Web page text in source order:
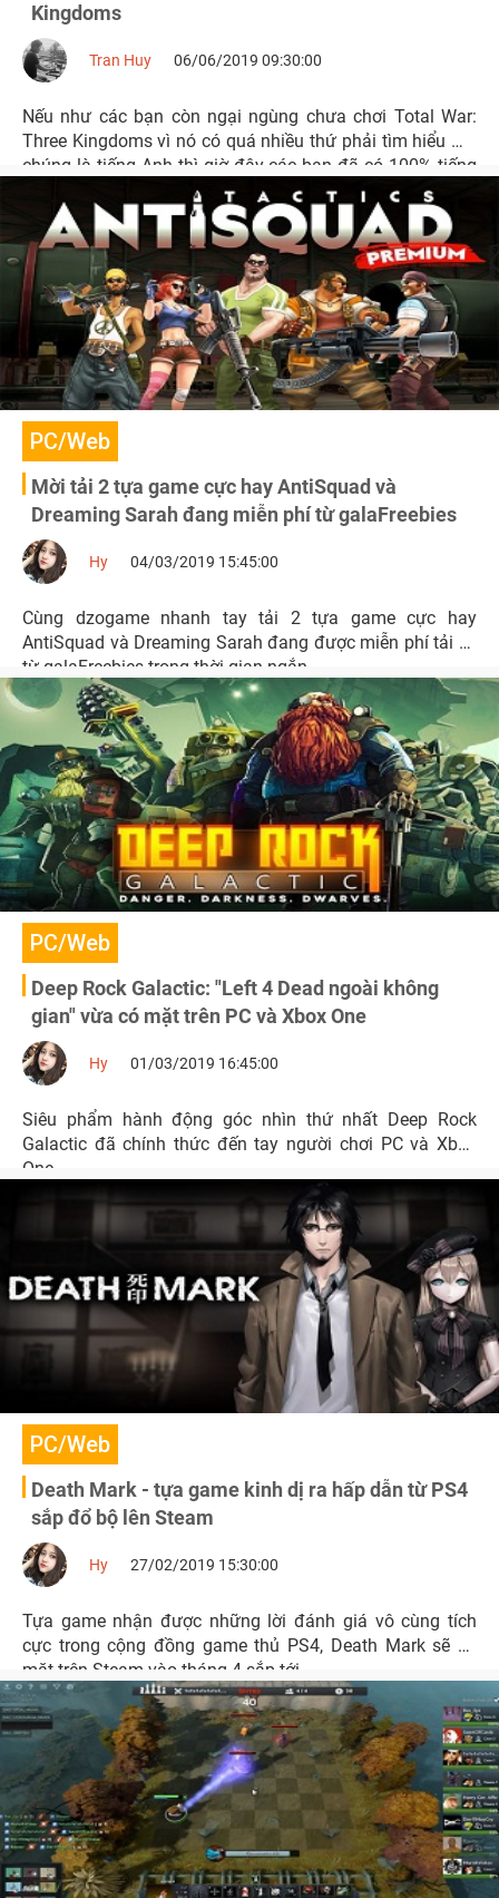
Kingdoms
Tran Huy 06/06/2019 09:30:00
Nếu như các bạn còn ngại ngùng chưa chơi Total War:
Three Kingdoms vì nó có quá nhiều thứ phải tìm hiểu mà
chúng là tiếng Anh thì giờ đây các bạn đã có 100% tiếng
PC/Web
Mời tải 2 tựa game cực hay AntiSquad và
Dreaming Sarah đang miễn phí từ galaFreebies
Hy 04/03/2019 15:45:00
Cùng dzogame nhanh tay tải 2 tựa game cực hay
AntiSquad và Dreaming Sarah đang được miễn phí tải về
từ galaFreebies trong thời gian ngắn.
PC/Web
Deep Rock Galactic: "Left 4 Dead ngoài không
gian" vừa có mặt trên PC và Xbox One
Hy 01/03/2019 16:45:00
Siêu phẩm hành động góc nhìn thứ nhất Deep Rock
Galactic đã chính thức đến tay người chơi PC và Xbox
One.
PC/Web
Death Mark - tựa game kinh dị ra hấp dẫn từ PS4
sắp đổ bộ lên Steam
Hy 27/02/2019 15:30:00
Tựa game nhận được những lời đánh giá vô cùng tích
cực trong cộng đồng game thủ PS4, Death Mark sẽ có
mặt trên Steam vào tháng 4 sắp tới.